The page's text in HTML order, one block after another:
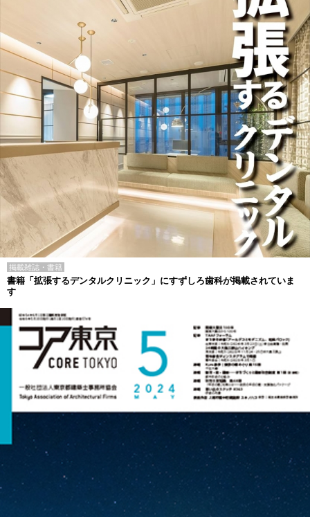
掲載雑誌・書籍
書籍「拡張するデンタルクリニック」にすずしろ歯科が掲載されていま
す